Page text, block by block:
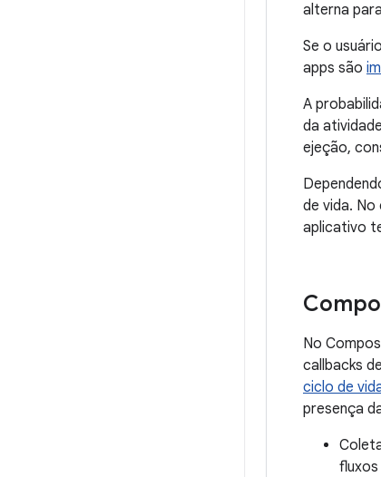
alterna
Se o
apps são
A
da
ejeção,
de vida.
aplicativo
No
callbacks
ciclo de
presença
fluxos